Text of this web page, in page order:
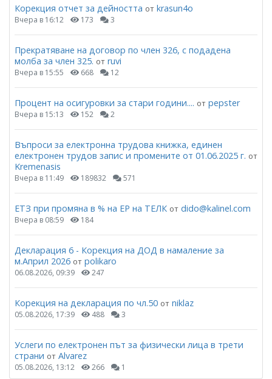
Корекция отчет за дейността от krasun4o
Вчера в 16:12 173 3
Прекратяване на договор по член 326, с подадена
молба за член 325. от ruvi
Вчера в 15:55 668 12
Процент на осигуровки за стари години.... от pepster
Вчера в 15:13 152 2
Въпроси за електронна трудова книжка, единен
електронен трудов запис и промените от 01.06.2025 г. от
Kremenasis
Вчера в 11:49 189832 571
ЕТЗ при промяна в % на ЕР на ТЕЛК от dido@kalinel.com
Вчера в 08:59 184
Декларация 6 - Корекция на ДОД в намаление за
м.Април 2026 от polikaro
06.08.2026, 09:39 247
Корекция на декларация по чл.50 от niklaz
05.08.2026, 17:39 488 3
Услеги по електронен път за физически лица в трети
страни от Alvarez
05.08.2026, 13:12 266 1